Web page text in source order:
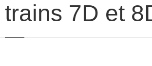
trains 7D et